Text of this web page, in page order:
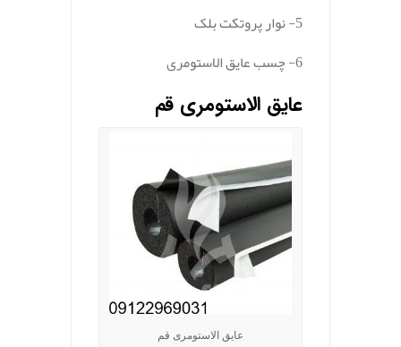
5- نوار پروتکت بلک
6- چسب عایق الاستومری
عایق الاستومری قم
عایق الاستومری قم